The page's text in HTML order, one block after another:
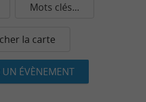
Mots clés...
la carte
UN ÉVÈNEMENT